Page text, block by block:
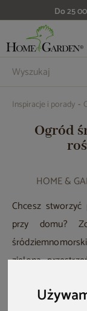
Do 25
Inspiracje i porady
Ogród
HOME &
Chcesz
przy domu?
zieloną